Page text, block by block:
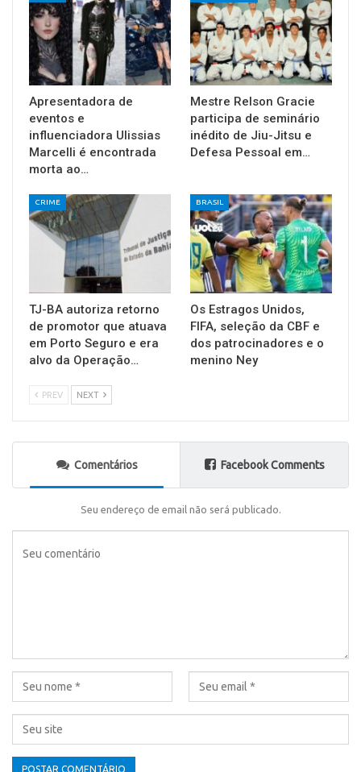
Apresentadora de
eventos e
influenciadora Ulissias
Marcelli é encontrada
morta ao…
Mestre Relson Gracie
participa de seminário
inédito de Jiu-Jitsu e
Defesa Pessoal em…
CRIME
TJ-BA autoriza retorno
de promotor que atuava
em Porto Seguro e era
alvo da Operação…
BRASIL
Os Estragos Unidos,
FIFA, seleção da CBF e
dos patrocinadores e o
menino Ney
PREV NEXT
Comentários Facebook Comments
Seu endereço de email não será publicado.